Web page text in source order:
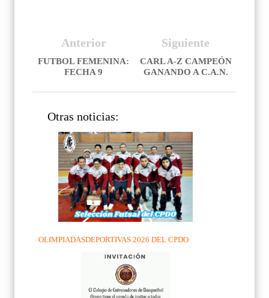
Siguiente
CARL A-Z CAMPEÓN
GANANDO A C.A.N.
Anterior
FUTBOL FEMENINA:
FECHA 9
Otras noticias:
OLIMPIADASDEPORTIVAS 2026 DEL CPDO